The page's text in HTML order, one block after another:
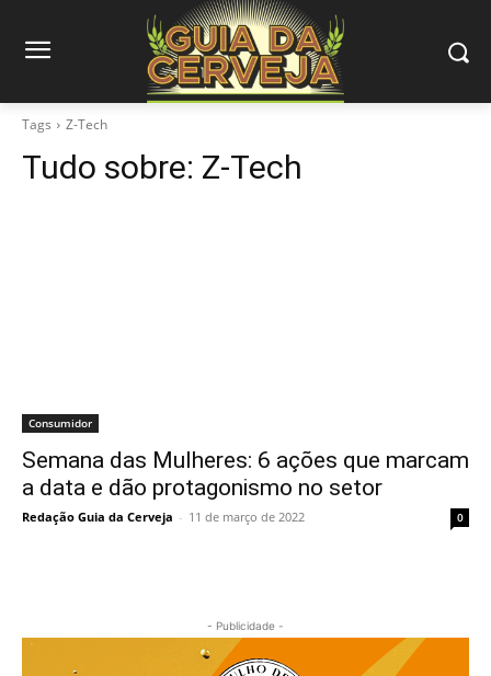
Tags Z-Tech
Tudo sobre: Z-Tech
Consumidor
Semana das Mulheres: 6 ações que marcam
a data e dão protagonismo no setor
Redação Guia da Cerveja - 11 de março de 2022 0
- Publicidade -